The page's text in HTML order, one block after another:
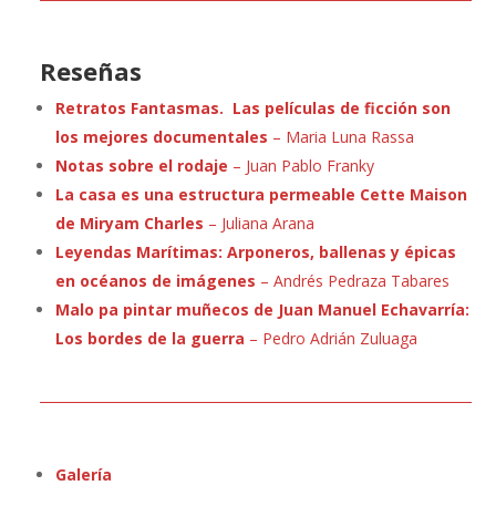
Reseñas
Retratos Fantasmas. Las películas de ficción son
los mejores documentales – Maria Luna Rassa
Notas sobre el rodaje – Juan Pablo Franky
La casa es una estructura permeable Cette Maison
de Miryam Charles – Juliana Arana
Leyendas Marítimas: Arponeros, ballenas y épicas
en océanos de imágenes –Andrés Pedraza Tabares
Malo pa pintar muñecos de Juan Manuel Echavarría:
Los bordes de la guerra – Pedro Adrián Zuluaga
Galería